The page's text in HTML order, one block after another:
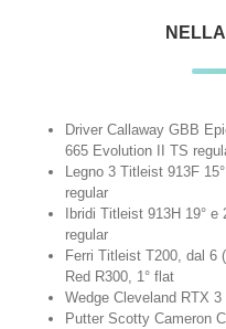
Driver Callaway GBB
665 Evolution II TS
Legno 3 Titleist 913F
regular
Ibridi Titleist 913H 19°
regular
Ferri Titleist T200, dal 6
Red R300, 1° flat
Wedge Cleveland RTX 3
Putter Scotty Cameron